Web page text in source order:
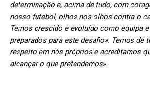
determinação e, acima de tudo, com
nosso futebol, olhos nos olhos contra o
Temos crescido e evoluído como equipa
preparados para este desafio». Temos de
respeito em nós próprios e acreditamos
alcançar o que pretendemos».